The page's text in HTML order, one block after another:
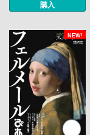
購入
NEW!